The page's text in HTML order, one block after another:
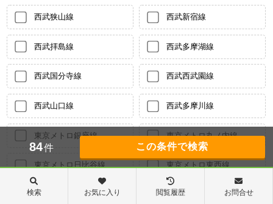
西武狭山線 西武新宿線
西武拝島線 西武多摩湖線
西武国分寺線 西武西武園線
西武山口線 西武多摩川線
東京メトロ銀座線 東京メトロ丸ノ内線
東京メトロ日比谷線 東京メトロ東西線
東京メトロ千代田線 東京メトロ有楽町線
84件
検索 お気に入り 閲覧履歴 お問合せ